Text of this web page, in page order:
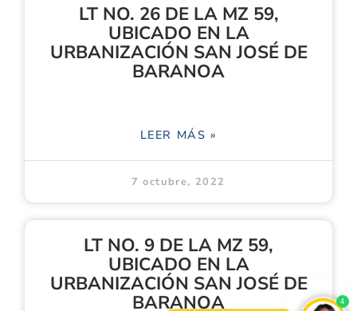
LT NO. 26 DE LA MZ 59,
UBICADO EN LA
URBANIZACIÓN SAN JOSÉ DE
BARANOA
LEER MÁS »
7 octubre, 2022
LT NO. 9 DE LA MZ 59,
UBICADO EN LA
URBANIZACIÓN SAN JOSÉ DE
BARANOA 4